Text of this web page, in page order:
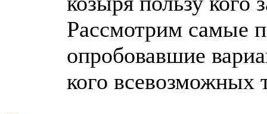
Рассмотрим самые
опробовавшие
кого всевозможных